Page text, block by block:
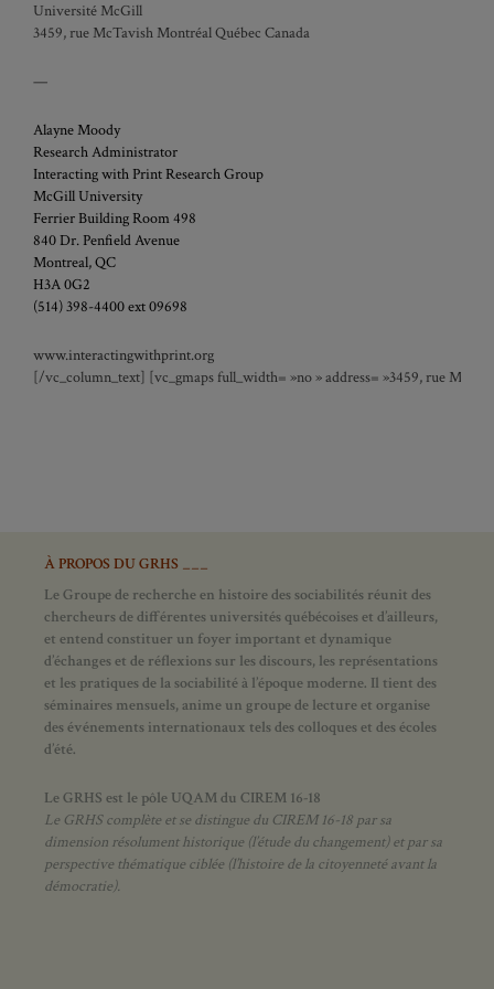
Université McGill
3459, rue McTavish Montréal Québec Canada
—
Alayne Moody
Research Administrator
Interacting with Print Research Group
McGill University
Ferrier Building Room 498
840 Dr. Penfield Avenue
Montreal, QC
H3A 0G2
(514) 398-4400 ext 09698
www.interactingwithprint.org
[/vc_column_text] [vc_gmaps full_width= »no » address= »3459, rue
À PROPOS DU GRHS ___
Le Groupe de recherche en histoire des sociabilités réunit des
chercheurs de différentes universités québécoises et d’ailleurs,
et entend constituer un foyer important et dynamique
d’échanges et de réflexions sur les discours, les représentations
et les pratiques de la sociabilité à l’époque moderne. Il tient des
séminaires mensuels, anime un groupe de lecture et organise
des événements internationaux tels des colloques et des écoles
d’été.
Le GRHS est le pôle UQAM du CIREM 16-18
Le GRHS complète et se distingue du CIREM 16-18 par sa
dimension résolument historique (l’étude du changement) et par sa
perspective thématique ciblée (l’histoire de la citoyenneté avant la
démocratie).